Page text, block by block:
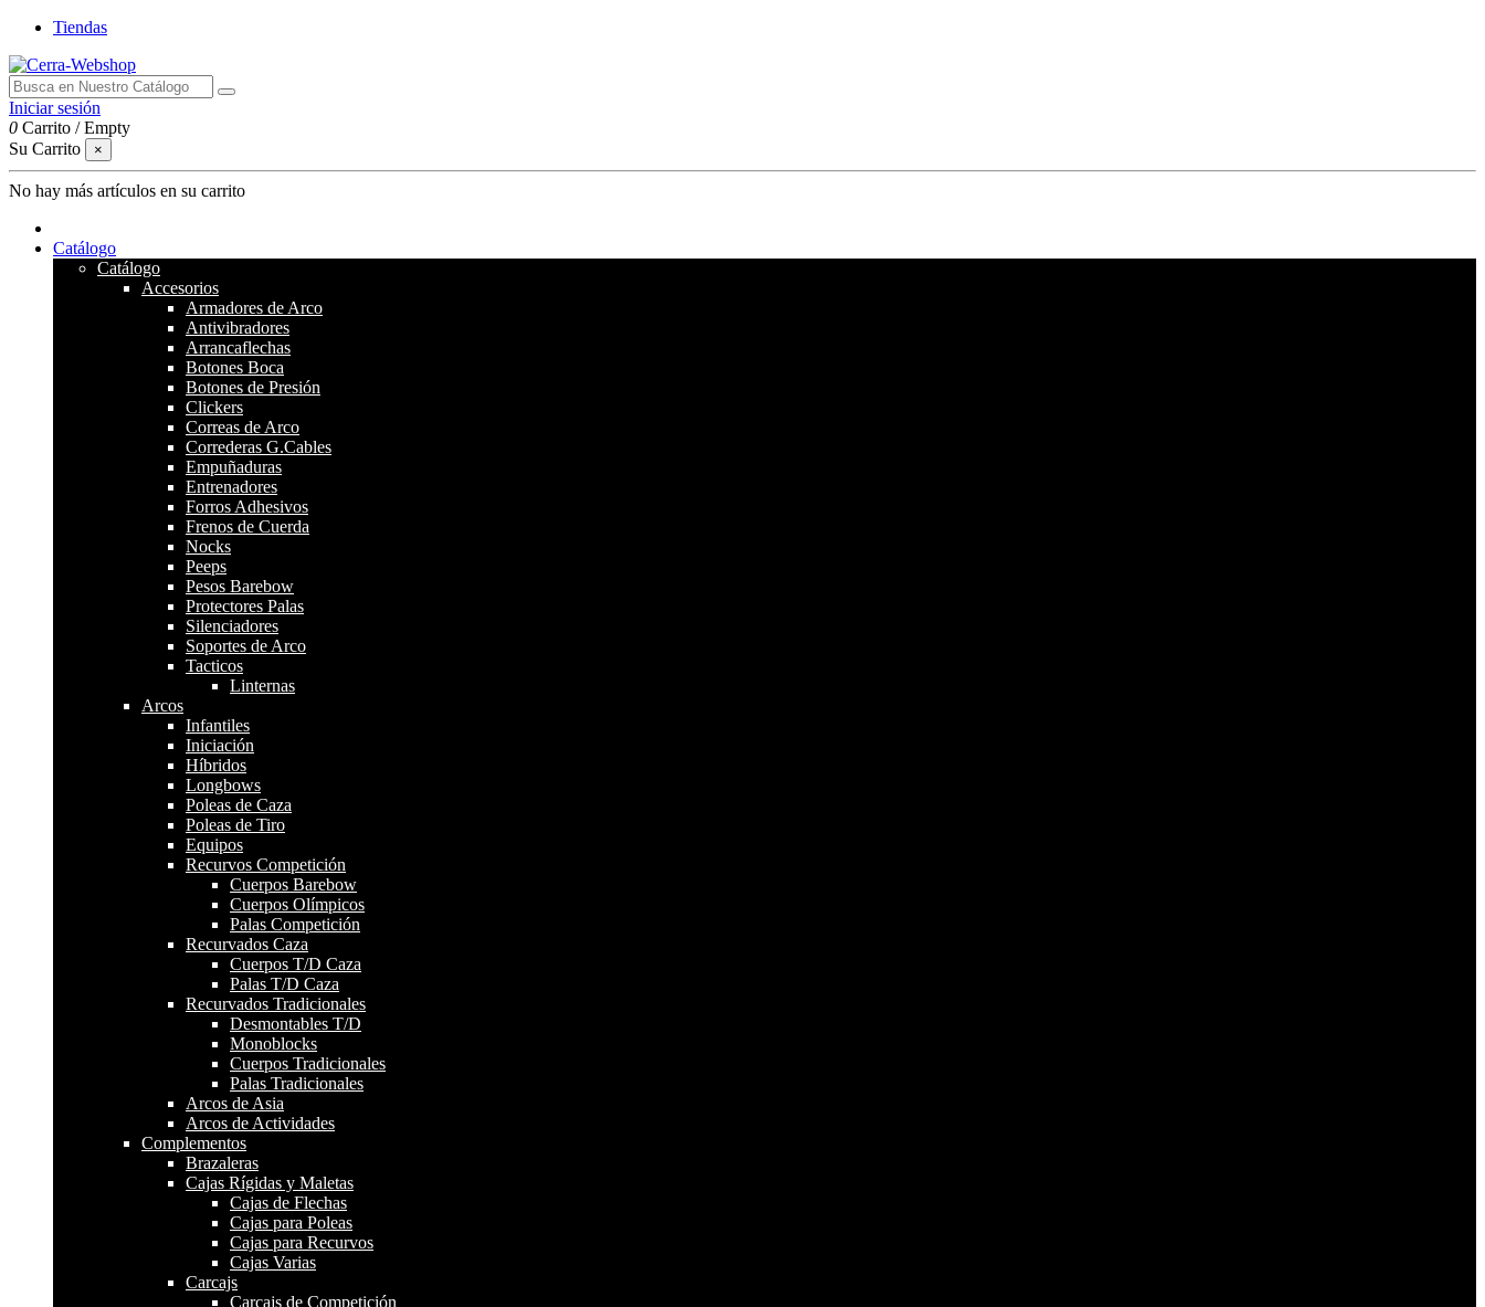
Tiendas
Iniciar sesión
0 Carrito /Empty
Su Carrito
×
No hay más artículos en su carrito
Catálogo
Catálogo
Accesorios
Armadores de Arco
Antivibradores
Arrancaflechas
Botones Boca
Botones de Presión
Clickers
Correas de Arco
Correderas G.Cables
Empuñaduras
Entrenadores
Forros Adhesivos
Frenos de Cuerda
Nocks
Peeps
Pesos Barebow
Protectores Palas
Silenciadores
Soportes de Arco
Tacticos
Linternas
Arcos
Infantiles
Iniciación
Híbridos
Longbows
Poleas de Caza
Poleas de Tiro
Equipos
Recurvos Competición
Cuerpos Barebow
Cuerpos Olímpicos
Palas Competición
Recurvados Caza
Cuerpos T/D Caza
Palas T/D Caza
Recurvados Tradicionales
Desmontables T/D
Monoblocks
Cuerpos Tradicionales
Palas Tradicionales
Arcos de Asia
Arcos de Actividades
Complementos
Brazaleras
Cajas Rígidas y Maletas
Cajas de Flechas
Cajas para Poleas
Cajas para Recurvos
Cajas Varias
Carcajs
Carcajs de Competición